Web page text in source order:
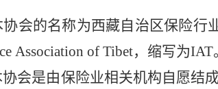
协会的名称为西藏自治区保险行
Association of Tibet，缩写为IAT
协会是由保险业相关机构自愿结